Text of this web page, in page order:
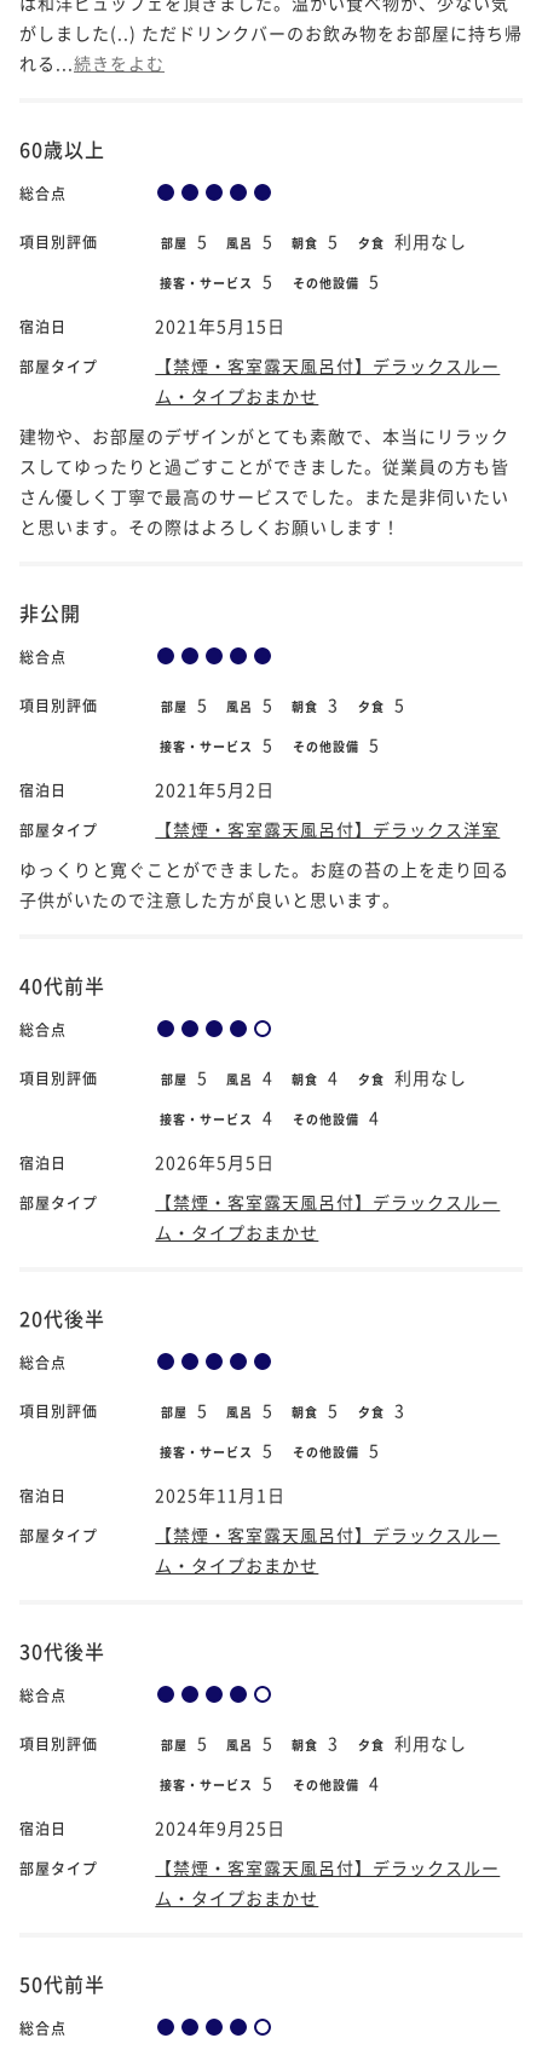
がしました(..) ただドリンクバーのお飲み物をお部屋に持ち帰
れる... 続きをよむ
60歳以上
総合点
項目別評価 部屋 5 風呂 5 朝食 5 夕食 利用なし
接客・サービス 5 その他設備 5
宿泊日 2021年5月15日
部屋タイプ
【禁煙・客室露天風呂付】デラックスルー
ム・タイプおまかせ
建物や、お部屋のデザインがとても素敵で、本当にリラック
スしてゆったりと過ごすことができました。従業員の方も皆
さん優しく丁寧で最高のサービスでした。また是非伺いたい
と思います。その際はよろしくお願いします！
非公開
総合点
項目別評価 部屋 5 風呂 5 朝食 3 夕食 5
接客・サービス 5 その他設備 5
宿泊日 2021年5月2日
部屋タイプ
【禁煙・客室露天風呂付】デラックス洋室
ゆっくりと寛ぐことができました。お庭の苔の上を走り回る
子供がいたので注意した方が良いと思います。
40代前半
総合点
項目別評価 部屋 5 風呂 4 朝食 4 夕食 利用なし
接客・サービス 4 その他設備 4
宿泊日 2026年5月5日
部屋タイプ
【禁煙・客室露天風呂付】デラックスルー
ム・タイプおまかせ
20代後半
総合点
項目別評価 部屋 5 風呂 5 朝食 5 夕食 3
接客・サービス 5 その他設備 5
宿泊日 2025年11月1日
部屋タイプ
【禁煙・客室露天風呂付】デラックスルー
ム・タイプおまかせ
30代後半
総合点
項目別評価 部屋 5 風呂 5 朝食 3 夕食 利用なし
接客・サービス 5 その他設備 4
宿泊日 2024年9月25日
部屋タイプ
【禁煙・客室露天風呂付】デラックスルー
ム・タイプおまかせ
50代前半
総合点